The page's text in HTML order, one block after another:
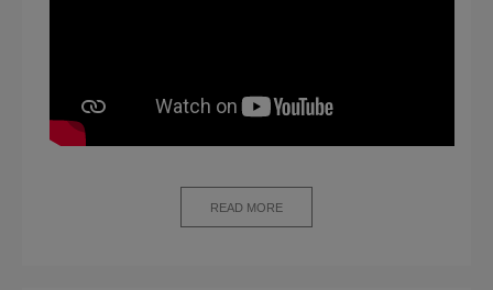
READ MORE